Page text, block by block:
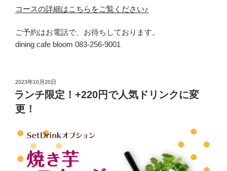
コースの詳細はこちらをご覧ください♪
ご予約はお電話で、お待ちしております。
dining cafe bloom 083-256-9001
投
稿
日:
2023年10月20日
ランチ限定！+220円で人気ドリンクに変
更！